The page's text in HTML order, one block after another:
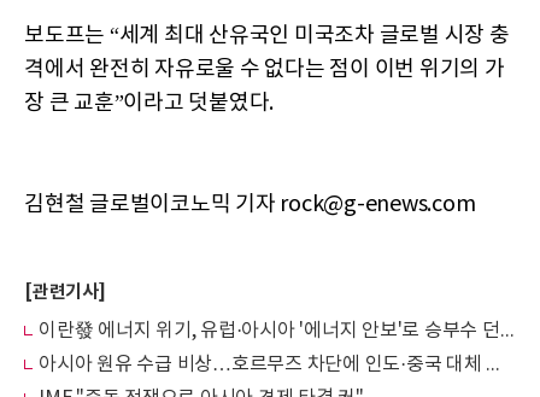
보도프는 “세계 최대 산유국인 미국조차 글로벌 시장 충
격에서 완전히 자유로울 수 없다는 점이 이번 위기의 가
장 큰 교훈”이라고 덧붙였다.
김현철 글로벌이코노믹 기자 rock@g-enews.com
[관련기사]
이란發 에너지 위기, 유럽·아시아 '에너지 안보'로 승부수 던진다
아시아 원유 수급 비상…호르무즈 차단에 인도·중국 대체 물량 한계